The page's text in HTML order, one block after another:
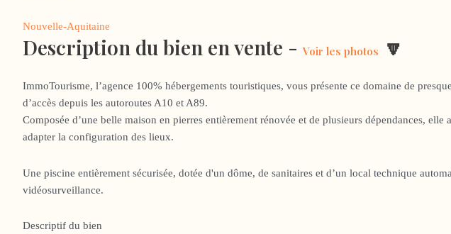
Nouvelle-Aquitaine
Description du bien en vente -Voir les photos 🔽
ImmoTourisme, l’agence 100% hébergements touristiques, vous présente ce domaine de
d’accès depuis les autoroutes A10 et A89.
Composée d’une belle maison en pierres entièrement rénovée et de plusieurs dépendances,
adapter la configuration des lieux.
Une piscine entièrement sécurisée, dotée d'un dôme, de sanitaires et d’un local technique
vidéosurveillance.
Descriptif du bien